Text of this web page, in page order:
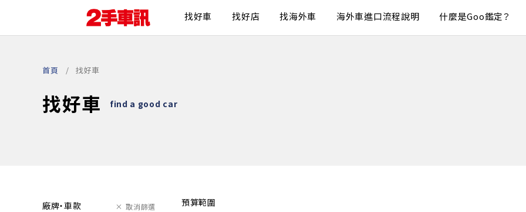
找好車 找好店 找海外車 海外車進口流程說明 什麼是Goo鑑定？
首頁 找好車
找好車 find a good car
廠牌・車款 取消篩選
預算範圍